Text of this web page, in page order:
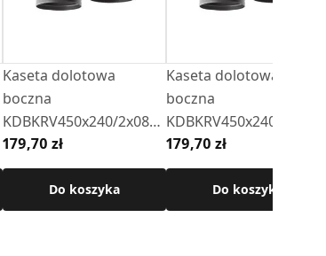
Kaseta dolotowa
boczna
KDBKRV450x240/2x080-
OC-ML.CZ (wloty od
dołu)
179,70 zł
Do koszyka
Kaseta dolotowa
boczna
KDBKRV450x240/2x100-
OC-ML.CZ (wloty od
dołu)
179,70 zł
Do koszyka